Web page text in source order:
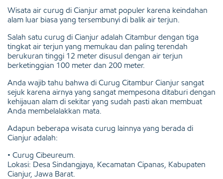
Wisata air curug di Cianjur amat populer karena keindahan
alam luar biasa yang tersembunyi di balik air terjun.
Salah satu curug di Cianjur adalah Citambur dengan tiga
tingkat air terjun yang memukau dan paling terendah
berukuran tinggi 12 meter disusul dengan air terjun
berketinggian 100 meter dan 200 meter.
Anda wajib tahu bahwa di Curug Citambur Cianjur sangat
sejuk karena airnya yang sangat mempesona ditaburi dengan
kehijauan alam di sekitar yang sudah pasti akan membuat
Anda membelalakkan mata.
Adapun beberapa wisata curug lainnya yang berada di
Cianjur adalah:
• Curug Cibeureum.
Lokasi: Desa Sindangjaya, Kecamatan Cipanas, Kabupaten
Cianjur, Jawa Barat.